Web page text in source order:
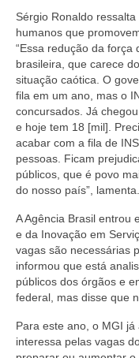
Sérgio Ronaldo
humanos que
“Essa redução da
brasileira, que carece
situação caótica. O
fila em um ano, mas o
concursados. Já
e hoje tem 18 [mil].
acabar com a fila de
pessoas. Ficam
públicos, que é povo
do nosso país”, lamenta.
A Agência Brasil entrou
e da Inovação em
vagas são necessárias
informou que está
públicos dos órgãos e
federal, mas disse que
Para este ano, o MGI
interessa pelas vagas